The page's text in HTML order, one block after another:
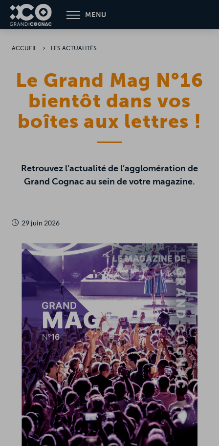
Aller
contenu
MENU
ACCUEIL LES ACTUALITÉS
Le Grand Mag N°16
bientôt dans vos
boîtes aux lettres !
Retrouvez l’actualité de l’agglomération de
Grand Cognac au sein de votre magazine.
29 juin 2026